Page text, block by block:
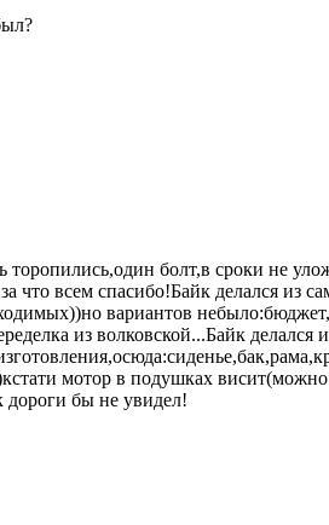
болт,в сроки не
всем спасибо!Байк делался из
вариантов
из волковской...Байк делался
мотор в подушках
дороги бы не увидел!